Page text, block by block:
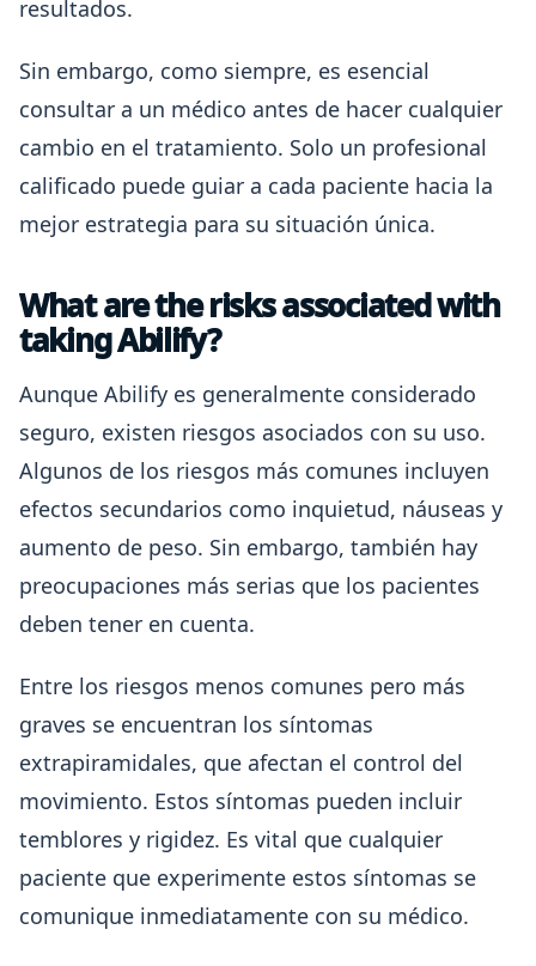
resultados.
Sin embargo, como siempre, es esencial
consultar a un médico antes de hacer cualquier
cambio en el tratamiento. Solo un profesional
calificado puede guiar a cada paciente hacia la
mejor estrategia para su situación única.
What are the risks associated with
taking Abilify?
Aunque Abilify es generalmente considerado
seguro, existen riesgos asociados con su uso.
Algunos de los riesgos más comunes incluyen
efectos secundarios como inquietud, náuseas y
aumento de peso. Sin embargo, también hay
preocupaciones más serias que los pacientes
deben tener en cuenta.
Entre los riesgos menos comunes pero más
graves se encuentran los síntomas
extrapiramidales, que afectan el control del
movimiento. Estos síntomas pueden incluir
temblores y rigidez. Es vital que cualquier
paciente que experimente estos síntomas se
comunique inmediatamente con su médico.